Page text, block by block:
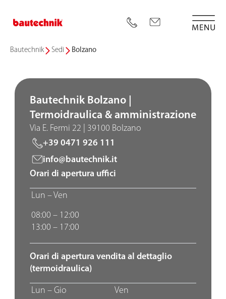
Bautechnik Sedi Bolzano
Bautechnik Bolzano |
Termoidraulica & amministrazione
Via E. Fermi 22 | 39100 Bolzano
+39 0471 926 111
info@bautechnik.it
Orari di apertura uffici
Lun – Ven
08:00 – 12:00
13:00 – 17:00
Orari di apertura vendita al dettaglio
(termoidraulica)
Lun – Gio Ven